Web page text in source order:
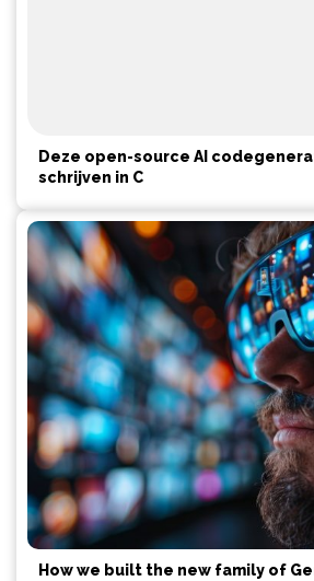
Deze open-source AI
schrijven in C
How we built the new family of